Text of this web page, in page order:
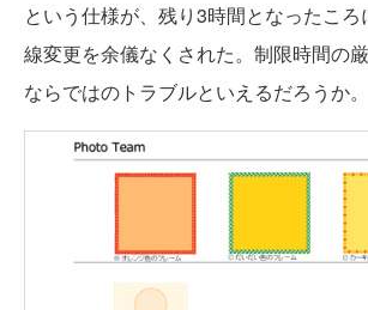
という仕様が、残り3時間となったこ
線変更を余儀なくされた。制限時間の
ならではのトラブルといえるだろうか。